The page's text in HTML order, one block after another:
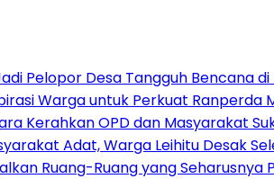
Pelopor Desa Tangguh Bencana
Warga untuk Perkuat Ranperda
Kerahkan OPD dan Masyarakat
Adat, Warga Leihitu Desak
Ruang-Ruang yang Seharusnya